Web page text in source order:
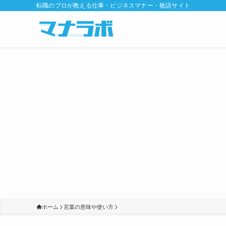
転職のプロが教える仕事・ビジネスマナー・敬語サイト
ホーム 言葉の意味や使い方